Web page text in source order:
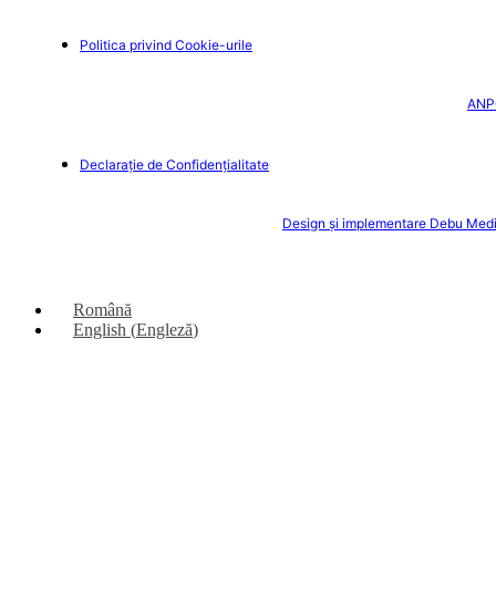
Politica privind Cookie-urile
Declarație de Confidențialitate
Design și implementare Debu
Română
English (Engleză)